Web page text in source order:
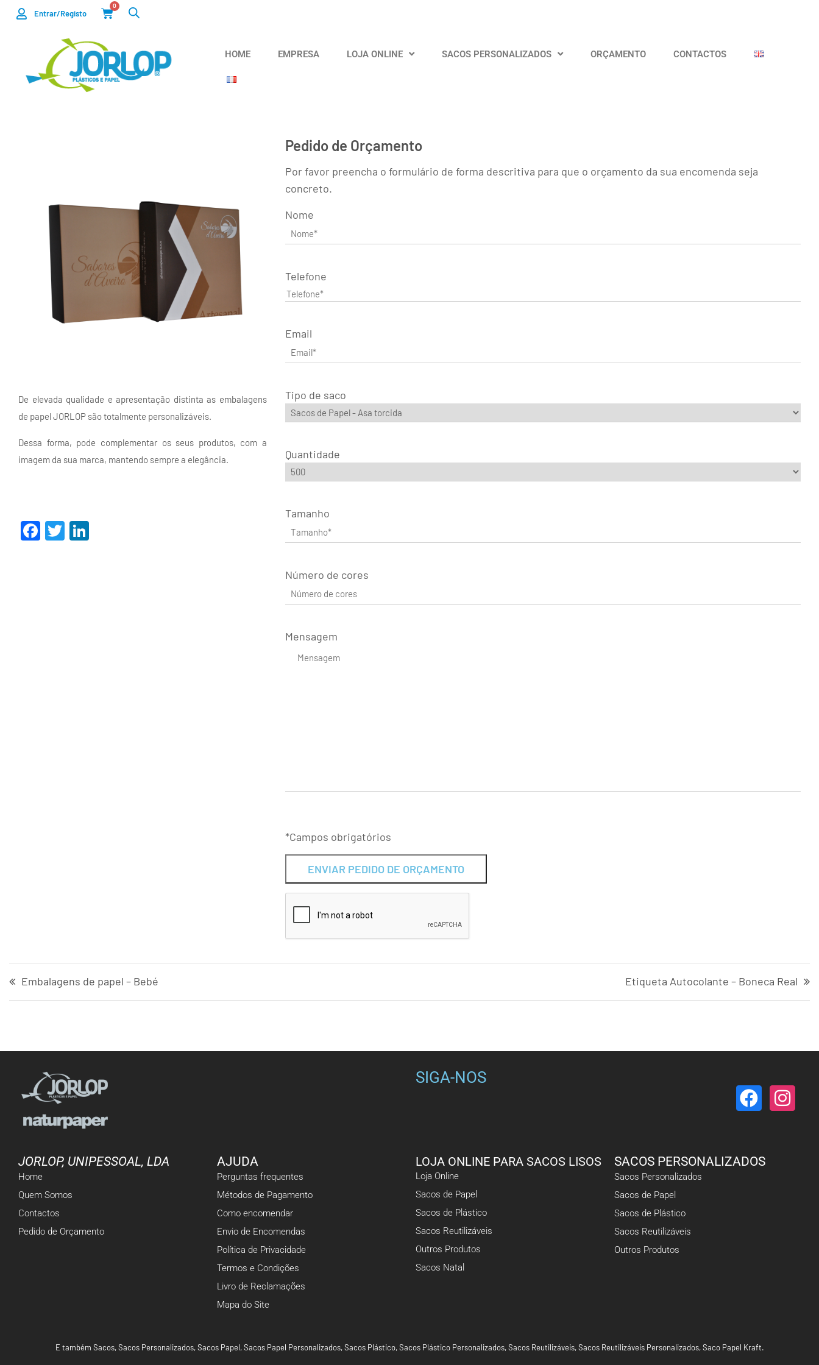
Entrar/Registo
0
HOME EMPRESA LOJA ONLINE SACOS PERSONALIZADOS ORÇAMENTO CONTACTOS
De elevada qualidade e apresentação distinta as embalagens
de papel JORLOP são totalmente personalizáveis.
Dessa forma, pode complementar os seus produtos, com a
imagem da sua marca, mantendo sempre a elegância.
Facebook
Twitter
Pedido de Orçamento
Por favor preencha o formulário de forma descritiva para que o orçamento da sua encomenda seja
concreto.
Nome
Telefone
Email
Tipo de saco
Quantidade
Tamanho
Número de cores
Mensagem
*Campos obrigatórios
Embalagens de papel – Bebé Etiqueta Autocolante – Boneca Real
SIGA-NOS
JORLOP, UNIPESSOAL, LDA
Home
Quem Somos
Contactos
Pedido de Orçamento
AJUDA
Perguntas frequentes
Métodos de Pagamento
Como encomendar
Envio de Encomendas
Política de Privacidade
Termos e Condições
Livro de Reclamações
Mapa do Site
LOJA ONLINE PARA SACOS LISOS
Loja Online
Sacos de Papel
Sacos de Plástico
Sacos Reutilizáveis
Outros Produtos
Sacos Natal
SACOS PERSONALIZADOS
Sacos Personalizados
Sacos de Papel
Sacos de Plástico
Sacos Reutilizáveis
Outros Produtos
E também Sacos,Sacos Personalizados,Sacos Papel,Sacos Papel Personalizados,Sacos Plástico,Sacos Plástico Personalizados,Sacos Reutilizáveis,Sacos Reutilizáveis Personalizados,Saco Papel Kraft.